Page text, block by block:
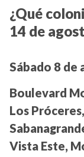
¿Qué
14 de
Sábado 8 de
Boulevard
Los
Vista Este,